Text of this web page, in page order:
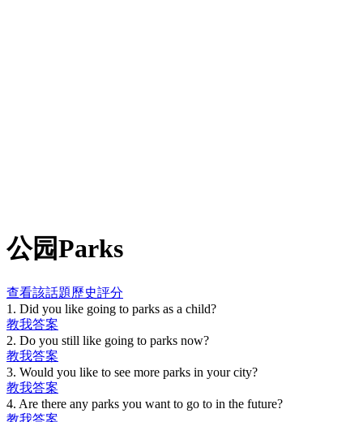
公园Parks
查看該話題歷史評分
1 . Did you like going to parks as a child?
教我答案
2. Do you still like going to parks now?
教我答案
3. Would you like to see more parks in your city?
教我答案
4. Are there any parks you want to go to in the future?
教我答案